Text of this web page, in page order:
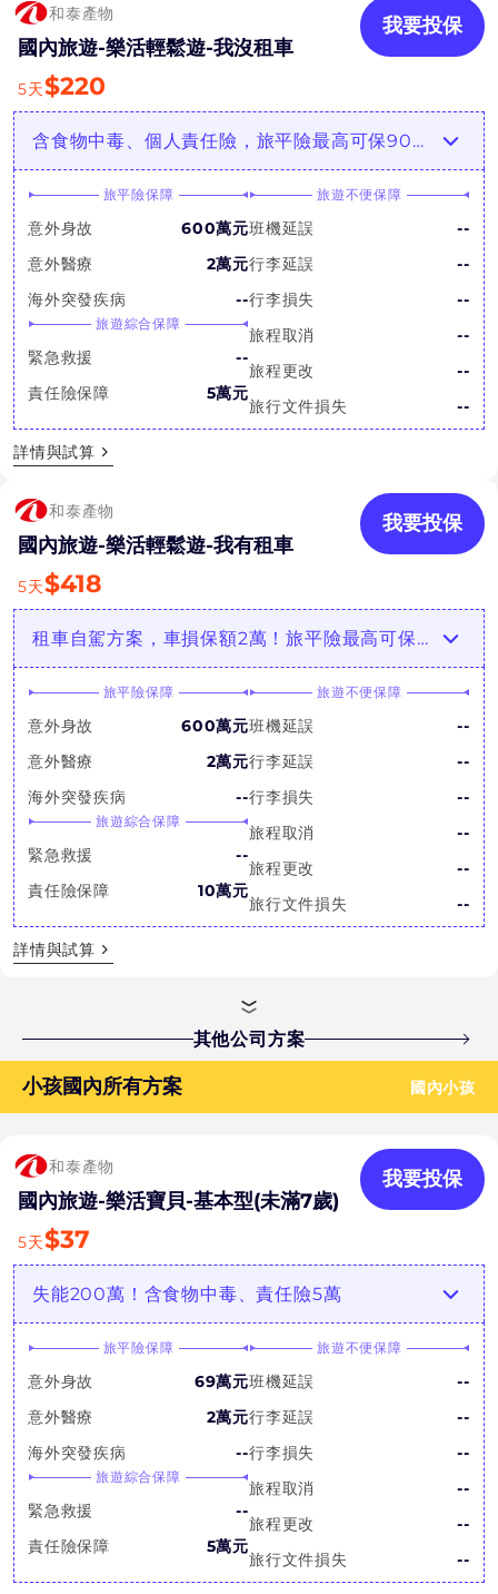
和泰產物
國內旅遊-樂活輕鬆遊-我沒租車
我要投保
5天$220
含食物中毒、個人責任險，旅平險最高可保900萬
旅平險保障
意外身故
600萬元
意外醫療
2萬元
海外突發疾病
--
旅遊綜合保障
緊急救援
--
責任險保障
5萬元
旅遊不便保障
班機延誤
--
行李延誤
--
行李損失
--
旅程取消
--
旅程更改
--
旅行文件損失
--
詳情與試算
和泰產物
國內旅遊-樂活輕鬆遊-我有租車
我要投保
5天$418
租車自駕方案，車損保額2萬！旅平險最高可保900萬
旅平險保障
意外身故
600萬元
意外醫療
2萬元
海外突發疾病
--
旅遊綜合保障
緊急救援
--
責任險保障
10萬元
旅遊不便保障
班機延誤
--
行李延誤
--
行李損失
--
旅程取消
--
旅程更改
--
旅行文件損失
--
詳情與試算
其他公司方案
小孩國內所有方案 國內小孩
和泰產物
國內旅遊-樂活寶貝-基本型(未滿7歲)
我要投保
5天$37
失能200萬！含食物中毒、責任險5萬
旅平險保障
意外身故
69萬元
意外醫療
2萬元
海外突發疾病
--
旅遊綜合保障
緊急救援
--
責任險保障
5萬元
旅遊不便保障
班機延誤
--
行李延誤
--
行李損失
--
旅程取消
--
旅程更改
--
旅行文件損失
--